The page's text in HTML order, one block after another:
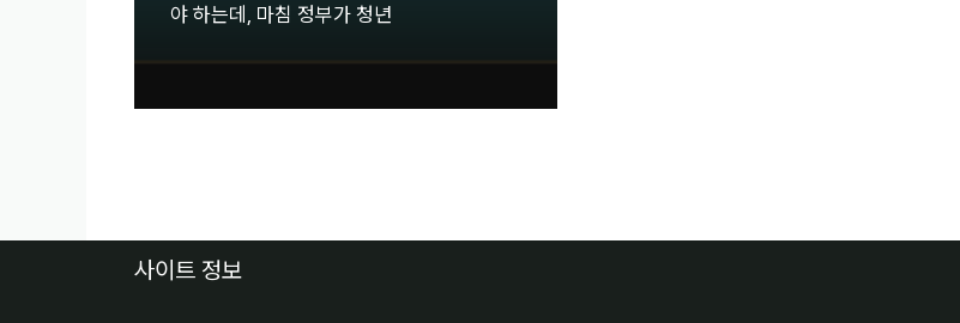
야 하는데, 마침 정부가 청년
사이트 정보